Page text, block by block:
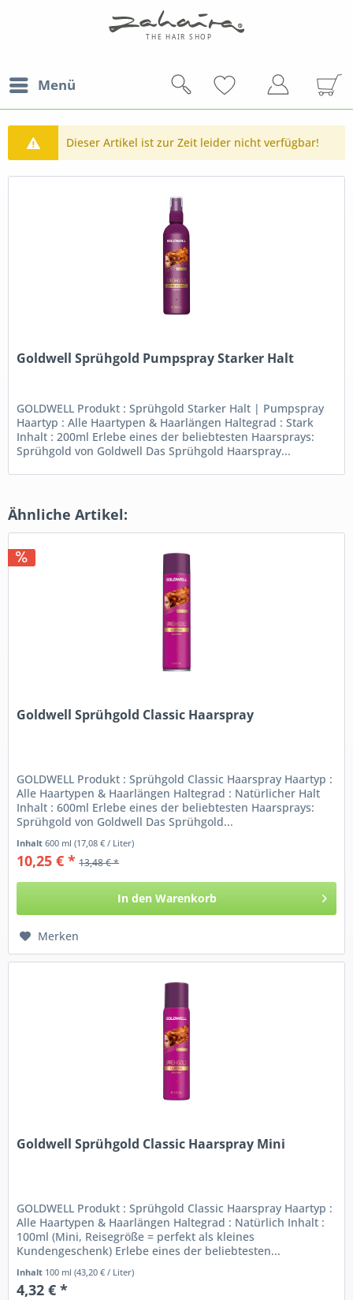
Menü
Dieser Artikel ist zur Zeit leider nicht verfügbar!
Goldwell Sprühgold Pumpspray Starker Halt
GOLDWELL Produkt : Sprühgold Starker Halt | Pumpspray
Haartyp : Alle Haartypen & Haarlängen Haltegrad : Stark
Inhalt : 200ml Erlebe eines der beliebtesten Haarsprays:
Sprühgold von Goldwell Das Sprühgold Haarspray...
Ähnliche Artikel:
Goldwell Sprühgold Classic Haarspray
GOLDWELL Produkt : Sprühgold Classic Haarspray Haartyp :
Alle Haartypen & Haarlängen Haltegrad : Natürlicher Halt
Inhalt : 600ml Erlebe eines der beliebtesten Haarsprays:
Sprühgold von Goldwell Das Sprühgold...
Inhalt600 ml(17,08 € / Liter)
10,25 € * 13,48 € *
In den Warenkorb
Merken
Goldwell Sprühgold Classic Haarspray Mini
GOLDWELL Produkt : Sprühgold Classic Haarspray Haartyp :
Alle Haartypen & Haarlängen Haltegrad : Natürlich Inhalt :
100ml (Mini, Reisegröße = perfekt als kleines
Kundengeschenk) Erlebe eines der beliebtesten...
Inhalt 100 ml(43,20 € / Liter)
4,32 € *